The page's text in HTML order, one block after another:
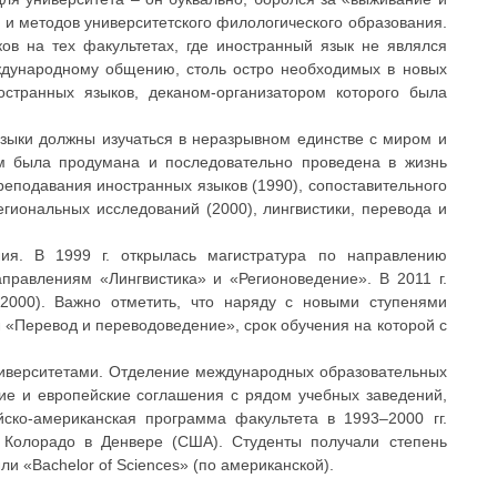
университетского филологического образования.
на тех факультетах, где иностранный язык не являлся
общению, столь остро необходимых в новых
языков, деканом-организатором которого была
должны изучаться в неразрывном единстве с миром и
была продумана и последовательно проведена в жизнь
иностранных языков (1990), сопоставительного
исследований (2000), лингвистики, перевода и
В 1999 г. открылась магистратура по направлению
«Лингвистика» и «Регионоведение». В 2011 г.
Важно отметить, что наряду с новыми ступенями
и переводоведение», срок обучения на которой с
Отделение международных образовательных
и европейские соглашения с рядом учебных заведений,
американская программа факультета в 1993–2000 гг.
в Денвере (США). Студенты получали степень
«Bаchelor of Sciences» (по американской).